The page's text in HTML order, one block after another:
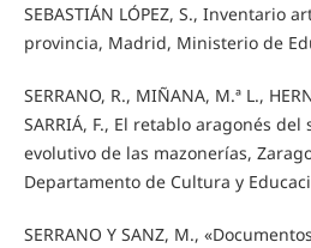
SEBASTIÁN LÓPEZ, S., Inventario
provincia, Madrid, Ministerio de
SERRANO, R., MIÑANA, M.ª L.,
SARRIÁ, F., El retablo aragonés del
evolutivo de las mazonerías,
Departamento de Cultura y
SERRANO Y SANZ, M.,